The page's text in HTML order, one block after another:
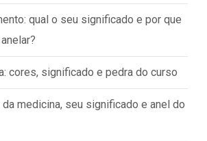
qual o seu significado e por que
cores, significado e pedra do curso
medicina, seu significado e anel do